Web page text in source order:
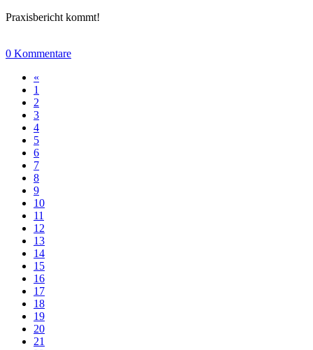
Praxisbericht kommt!
0 Kommentare
«
1
2
3
4
5
6
7
8
9
10
11
12
13
14
15
16
17
18
19
20
21